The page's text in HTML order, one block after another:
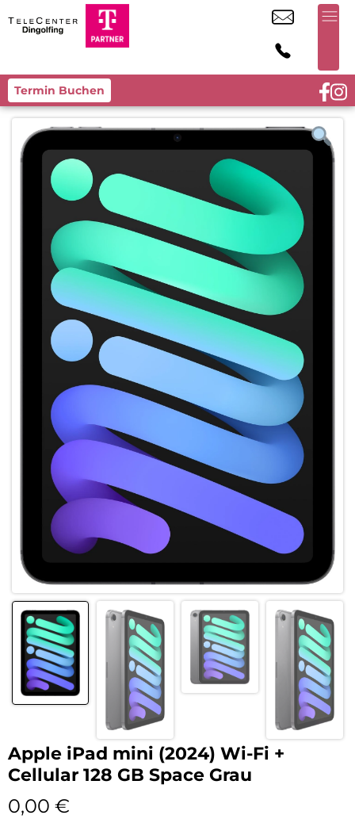
Termin Buchen
Apple iPad mini (2024) Wi-Fi +
Cellular 128 GB Space Grau
0,00 €